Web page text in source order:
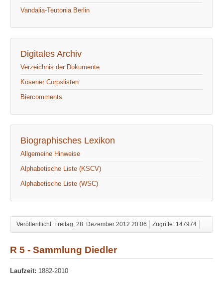
Vandalia-Teutonia Berlin
Digitales Archiv
Verzeichnis der Dokumente
Kösener Corpslisten
Biercomments
Biographisches Lexikon
Allgemeine Hinweise
Alphabetische Liste (KSCV)
Alphabetische Liste (WSC)
Veröffentlicht: Freitag, 28. Dezember 2012 20:06 Zugriffe: 147974
R 5 - Sammlung Diedler
Laufzeit: 1882-2010